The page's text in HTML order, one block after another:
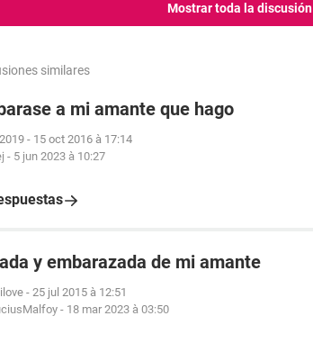
Mostrar toda la discusión
similares
a mi amante que hago
- 15 oct 2016 à 17:14
- 5 jun 2023 à 10:27
y embarazada de mi amante
- 25 jul 2015 à 12:51
- 18 mar 2023 à 03:50